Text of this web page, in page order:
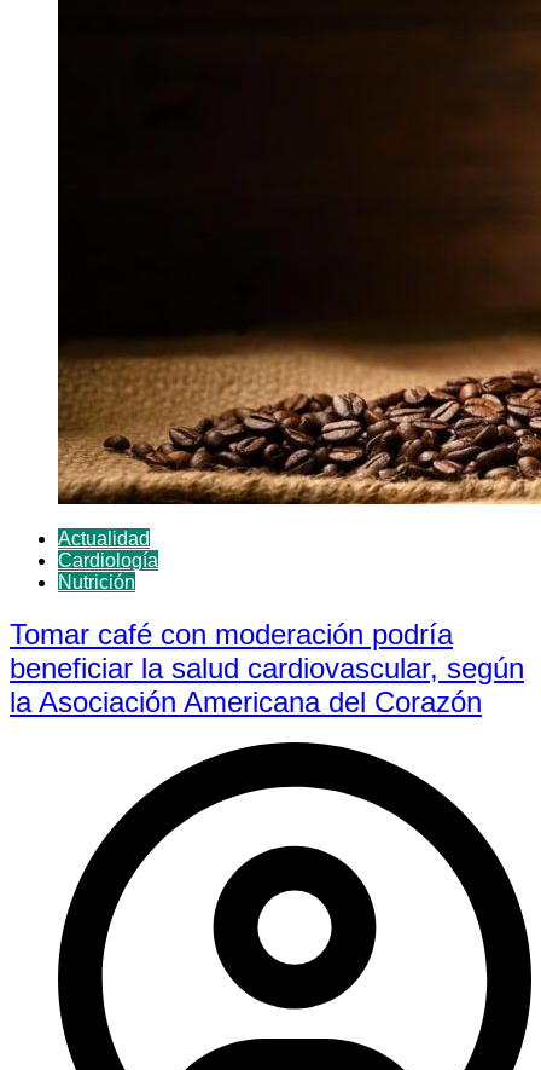
Actualidad
Cardiología
Nutrición
Tomar café con moderación podría
beneficiar la salud cardiovascular, según
la Asociación Americana del Corazón